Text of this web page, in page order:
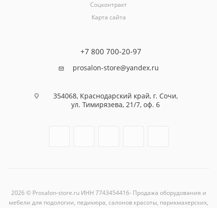
Соцконтракт
Карта сайта
+7 800 700-20-97
prosalon-store@yandex.ru
354068, Краснодарский край, г. Сочи,
ул. Тимирязева, 21/7, оф. 6
2026 © Prosalon-store.ru ИНН 7743454416- Продажа оборудования и
мебели для подологии, педикюра, салонов красоты, парикмахерских,